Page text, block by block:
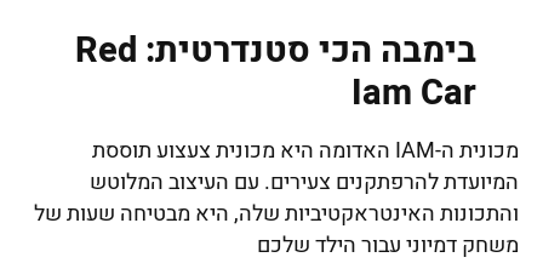
בימבה הכי סטנדרטית: Red
Iam Car
מכונית ה-IAM האדומה היא מכונית צעצוע תוססת
המיועדת להרפתקנים צעירים. עם העיצוב המלוטש
והתכונות האינטראקטיביות שלה, היא מבטיחה שעות של
משחק דמיוני עבור הילד שלכם